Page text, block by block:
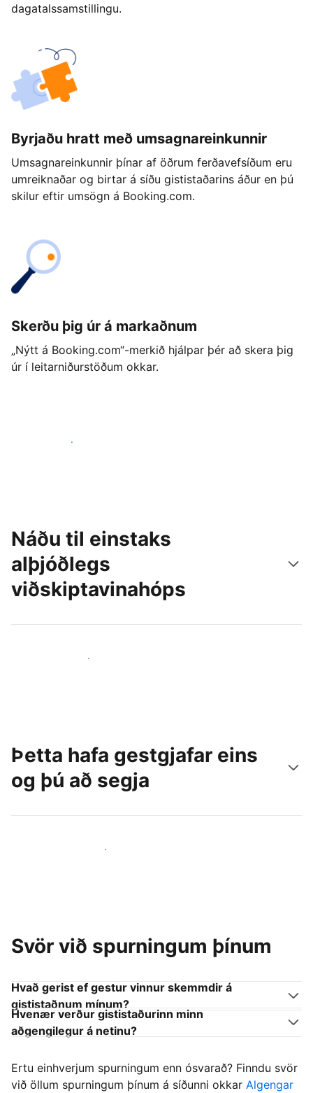
dagatalssamstillingu.
Byrjaðu hratt með umsagnareinkunnir
Umsagnareinkunnir þínar af öðrum ferðavefsíðum eru
umreiknaðar og birtar á síðu gististaðarins áður en þú
skilur eftir umsögn á Booking.com.
Skerðu þig úr á markaðnum
„Nýtt á Booking.com“-merkið hjálpar þér að skera þig
úr í leitarniðurstöðum okkar.
Byrjaðu strax í dag
Náðu til einstaks
alþjóðlegs
viðskiptavinahóps
Náðu til nýrra gesta í dag
Þetta hafa gestgjafar eins
og þú að segja
Ganga til liðs við aðra gestgjafa
Svör við spurningum þínum
Hvað gerist ef gestur vinnur skemmdir á
gististaðnum mínum?
Hvenær verður gististaðurinn minn
aðgengilegur á netinu?
Ertu einhverjum spurningum enn ósvarað? Finndu svör
við öllum spurningum þínum á síðunni okkar Algengar